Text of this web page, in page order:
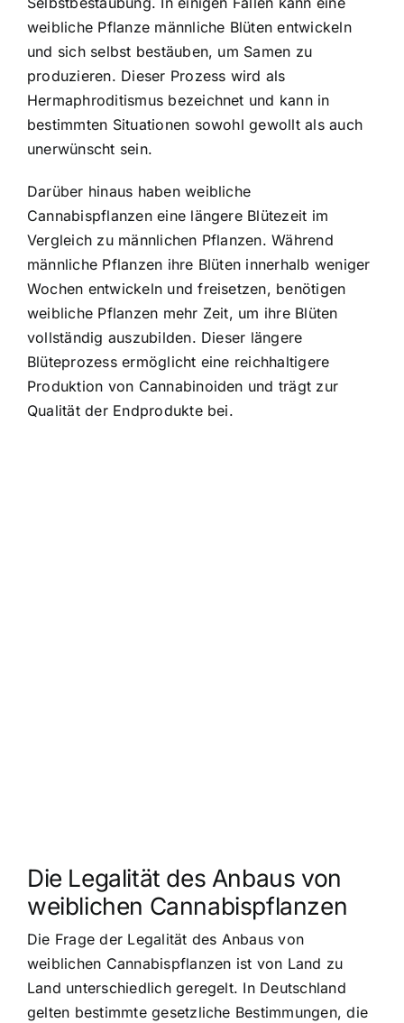
weibliche Pflanze männliche Blüten entwickeln
und sich selbst bestäuben, um Samen zu
produzieren. Dieser Prozess wird als
Hermaphroditismus bezeichnet und kann in
bestimmten Situationen sowohl gewollt als auch
unerwünscht sein.
Darüber hinaus haben weibliche
Cannabispflanzen eine längere Blütezeit im
Vergleich zu männlichen Pflanzen. Während
männliche Pflanzen ihre Blüten innerhalb weniger
Wochen entwickeln und freisetzen, benötigen
weibliche Pflanzen mehr Zeit, um ihre Blüten
vollständig auszubilden. Dieser längere
Blüteprozess ermöglicht eine reichhaltigere
Produktion von Cannabinoiden und trägt zur
Qualität der Endprodukte bei.
Die Legalität des Anbaus von
weiblichen Cannabispflanzen
Die Frage der Legalität des Anbaus von
weiblichen Cannabispflanzen ist von Land zu
Land unterschiedlich geregelt. In Deutschland
gelten bestimmte gesetzliche Bestimmungen, die